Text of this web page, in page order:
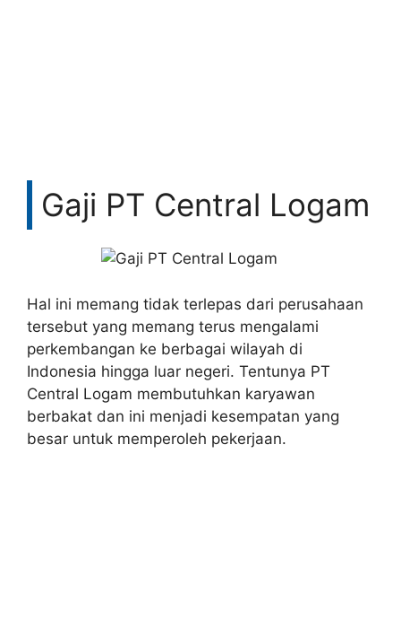
Gaji PT Central Logam
Hal ini memang tidak terlepas dari perusahaan
tersebut yang memang terus mengalami
perkembangan ke berbagai wilayah di
Indonesia hingga luar negeri. Tentunya PT
Central Logam membutuhkan karyawan
berbakat dan ini menjadi kesempatan yang
besar untuk memperoleh pekerjaan.